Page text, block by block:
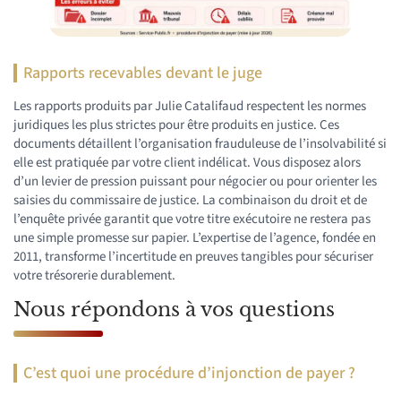
Rapports recevables devant le juge
Les rapports produits par Julie Catalifaud respectent les normes
juridiques les plus strictes pour être produits en justice. Ces
documents détaillent l’organisation frauduleuse de l’insolvabilité si
elle est pratiquée par votre client indélicat. Vous disposez alors
d’un levier de pression puissant pour négocier ou pour orienter les
saisies du commissaire de justice. La combinaison du droit et de
l’enquête privée garantit que votre titre exécutoire ne restera pas
une simple promesse sur papier. L’expertise de l’agence, fondée en
2011, transforme l’incertitude en preuves tangibles pour sécuriser
votre trésorerie durablement.
Nous répondons à vos questions
C’est quoi une procédure d’injonction de payer ?